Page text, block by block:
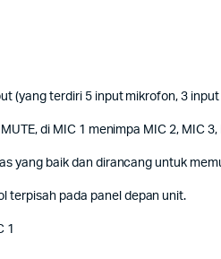
(yang terdiri 5 input mikrofon, 3
di MIC 1 menimpa MIC 2, MIC
yang baik dan dirancang untuk
terpisah pada panel depan unit.
1